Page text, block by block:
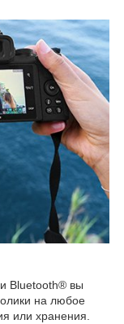
Bluetooth® вы
на любое
или хранения.